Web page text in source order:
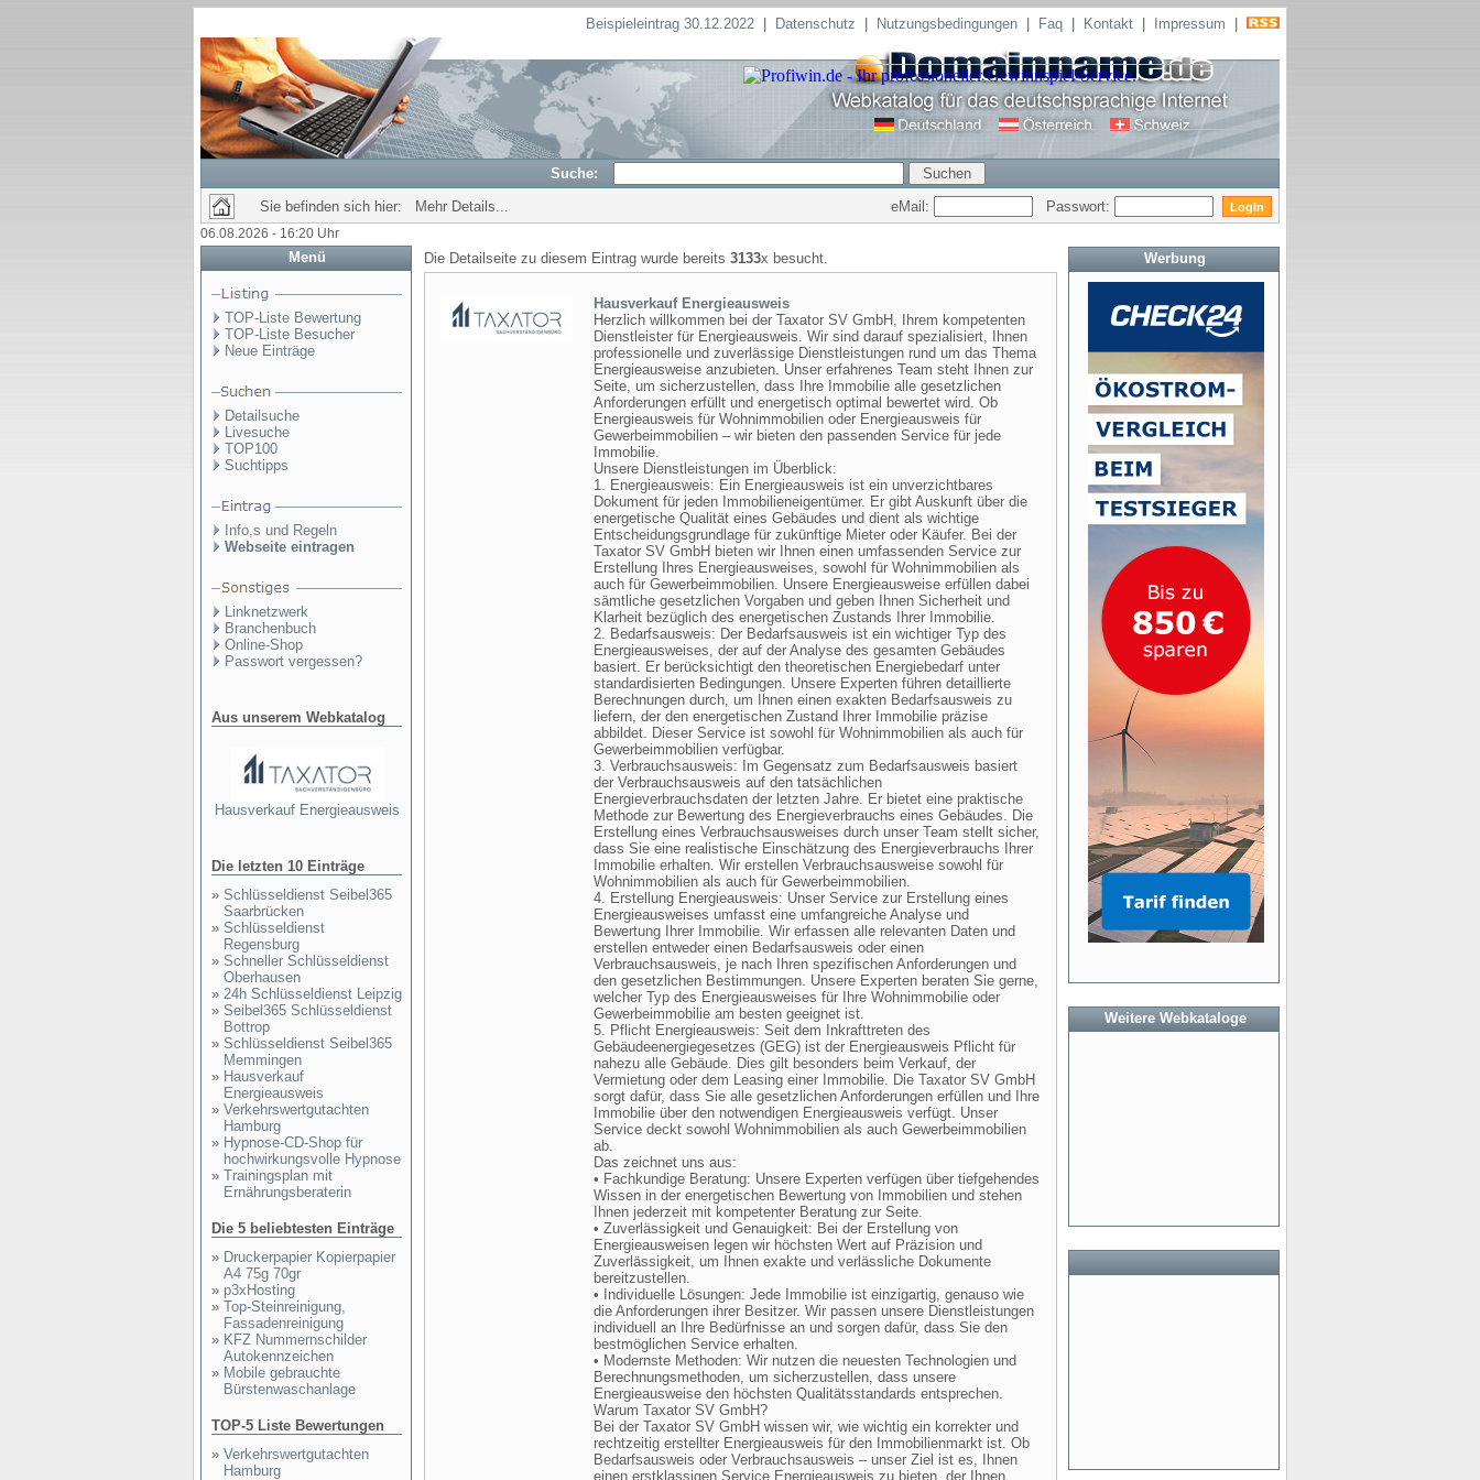
Beispieleintrag 30.12.2022 Datenschutz Nutzungsbedingungen Faq Kontakt Impressum
Suche:
Sie befinden sich hier: Mehr Details...
eMail: Passwort:
06.08.2026 - 16:20 Uhr
Menü
TOP-Liste Bewertung
TOP-Liste Besucher
Neue Einträge
Detailsuche
Livesuche
TOP100
Suchtipps
Info,s und Regeln
Webseite eintragen
Linknetzwerk
Branchenbuch
Online-Shop
Passwort vergessen?
Aus unserem Webkatalog
Hausverkauf Energieausweis
Die letzten 10 Einträge
» Schlüsseldienst Seibel365
Saarbrücken
» Schlüsseldienst
Regensburg
» Schneller Schlüsseldienst
Oberhausen
» 24h Schlüsseldienst Leipzig
» Seibel365 Schlüsseldienst
Bottrop
» Schlüsseldienst Seibel365
Memmingen
» Hausverkauf
Energieausweis
» Verkehrswertgutachten
Hamburg
» Hypnose-CD-Shop für
hochwirkungsvolle Hypnose
» Trainingsplan mit
Ernährungsberaterin
Die 5 beliebtesten Einträge
» Druckerpapier Kopierpapier
A4 75g 70gr
» p3xHosting
» Top-Steinreinigung,
Fassadenreinigung
» KFZ Nummernschilder
Autokennzeichen
» Mobile gebrauchte
Bürstenwaschanlage
TOP-5 Liste Bewertungen
» Verkehrswertgutachten
Hamburg
Die Detailseite zu diesem Eintrag wurde bereits 3133x besucht.
Hausverkauf Energieausweis
Herzlich willkommen bei der Taxator SV GmbH, Ihrem kompetenten
Dienstleister für Energieausweis. Wir sind darauf spezialisiert, Ihnen
professionelle und zuverlässige Dienstleistungen rund um das Thema
Energieausweise anzubieten. Unser erfahrenes Team steht Ihnen zur
Seite, um sicherzustellen, dass Ihre Immobilie alle gesetzlichen
Anforderungen erfüllt und energetisch optimal bewertet wird. Ob
Energieausweis für Wohnimmobilien oder Energieausweis für
Gewerbeimmobilien – wir bieten den passenden Service für jede
Immobilie.
Unsere Dienstleistungen im Überblick:
1. Energieausweis: Ein Energieausweis ist ein unverzichtbares
Dokument für jeden Immobilieneigentümer. Er gibt Auskunft über die
energetische Qualität eines Gebäudes und dient als wichtige
Entscheidungsgrundlage für zukünftige Mieter oder Käufer. Bei der
Taxator SV GmbH bieten wir Ihnen einen umfassenden Service zur
Erstellung Ihres Energieausweises, sowohl für Wohnimmobilien als
auch für Gewerbeimmobilien. Unsere Energieausweise erfüllen dabei
sämtliche gesetzlichen Vorgaben und geben Ihnen Sicherheit und
Klarheit bezüglich des energetischen Zustands Ihrer Immobilie.
2. Bedarfsausweis: Der Bedarfsausweis ist ein wichtiger Typ des
Energieausweises, der auf der Analyse des gesamten Gebäudes
basiert. Er berücksichtigt den theoretischen Energiebedarf unter
standardisierten Bedingungen. Unsere Experten führen detaillierte
Berechnungen durch, um Ihnen einen exakten Bedarfsausweis zu
liefern, der den energetischen Zustand Ihrer Immobilie präzise
abbildet. Dieser Service ist sowohl für Wohnimmobilien als auch für
Gewerbeimmobilien verfügbar.
3. Verbrauchsausweis: Im Gegensatz zum Bedarfsausweis basiert
der Verbrauchsausweis auf den tatsächlichen
Energieverbrauchsdaten der letzten Jahre. Er bietet eine praktische
Methode zur Bewertung des Energieverbrauchs eines Gebäudes. Die
Erstellung eines Verbrauchsausweises durch unser Team stellt sicher,
dass Sie eine realistische Einschätzung des Energieverbrauchs Ihrer
Immobilie erhalten. Wir erstellen Verbrauchsausweise sowohl für
Wohnimmobilien als auch für Gewerbeimmobilien.
4. Erstellung Energieausweis: Unser Service zur Erstellung eines
Energieausweises umfasst eine umfangreiche Analyse und
Bewertung Ihrer Immobilie. Wir erfassen alle relevanten Daten und
erstellen entweder einen Bedarfsausweis oder einen
Verbrauchsausweis, je nach Ihren spezifischen Anforderungen und
den gesetzlichen Bestimmungen. Unsere Experten beraten Sie gerne,
welcher Typ des Energieausweises für Ihre Wohnimmobilie oder
Gewerbeimmobilie am besten geeignet ist.
5. Pflicht Energieausweis: Seit dem Inkrafttreten des
Gebäudeenergiegesetzes (GEG) ist der Energieausweis Pflicht für
nahezu alle Gebäude. Dies gilt besonders beim Verkauf, der
Vermietung oder dem Leasing einer Immobilie. Die Taxator SV GmbH
sorgt dafür, dass Sie alle gesetzlichen Anforderungen erfüllen und Ihre
Immobilie über den notwendigen Energieausweis verfügt. Unser
Service deckt sowohl Wohnimmobilien als auch Gewerbeimmobilien
ab.
Das zeichnet uns aus:
• Fachkundige Beratung: Unsere Experten verfügen über tiefgehendes
Wissen in der energetischen Bewertung von Immobilien und stehen
Ihnen jederzeit mit kompetenter Beratung zur Seite.
• Zuverlässigkeit und Genauigkeit: Bei der Erstellung von
Energieausweisen legen wir höchsten Wert auf Präzision und
Zuverlässigkeit, um Ihnen exakte und verlässliche Dokumente
bereitzustellen.
• Individuelle Lösungen: Jede Immobilie ist einzigartig, genauso wie
die Anforderungen ihrer Besitzer. Wir passen unsere Dienstleistungen
individuell an Ihre Bedürfnisse an und sorgen dafür, dass Sie den
bestmöglichen Service erhalten.
• Modernste Methoden: Wir nutzen die neuesten Technologien und
Berechnungsmethoden, um sicherzustellen, dass unsere
Energieausweise den höchsten Qualitätsstandards entsprechen.
Warum Taxator SV GmbH?
Bei der Taxator SV GmbH wissen wir, wie wichtig ein korrekter und
rechtzeitig erstellter Energieausweis für den Immobilienmarkt ist. Ob
Bedarfsausweis oder Verbrauchsausweis – unser Ziel ist es, Ihnen
einen erstklassigen Service Energieausweis zu bieten, der Ihnen
Werbung
Weitere Webkataloge